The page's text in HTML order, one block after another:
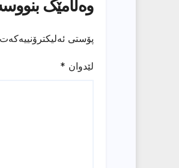
وەڵامێک
پۆستی ئەلیکترۆنییەکەت
لێدوان *